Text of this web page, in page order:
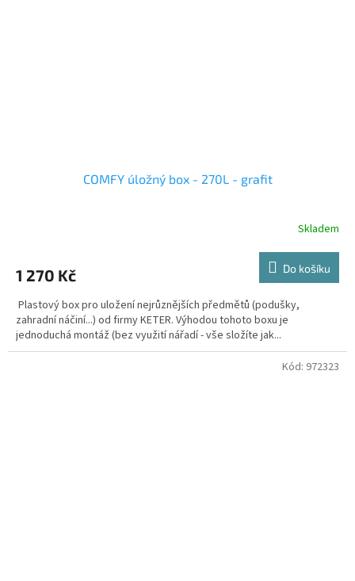
COMFY úložný box - 270L - grafit
Skladem
1 270 Kč Do košíku
Plastový box pro uložení nejrůznějších předmětů (podušky,
zahradní náčiní...) od firmy KETER. Výhodou tohoto boxu je
jednoduchá montáž (bez využití nářadí - vše složíte jak...
Kód: 972323